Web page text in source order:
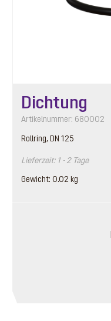
Dichtung
Artikelnummer: 680002
Rollring, DN 125
Lieferzeit: 1 - 2 Tage
Gewicht: 0.02 kg